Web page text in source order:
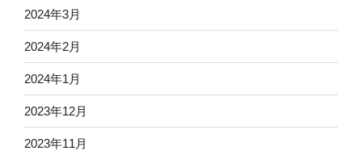
2024年3月
2024年2月
2024年1月
2023年12月
2023年11月